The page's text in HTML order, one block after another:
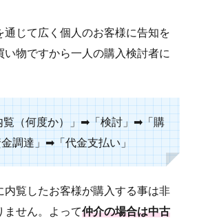
じて広く個人のお客様に告知を
物ですから一人の購入検討者に
（何度か）」➡「検討」➡「購
調達」➡「代金支払い」
覧したお客様が購入する事は非
ません。よって仲介の場合は中古